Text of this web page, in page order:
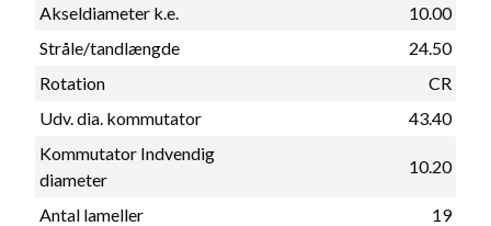
Akseldiameter k.e.
10.00
Stråle/tandlængde
24.50
Rotation
CR
Udv. dia. kommutator
43.40
Kommutator Indvendig
diameter
10.20
Antal lameller
19